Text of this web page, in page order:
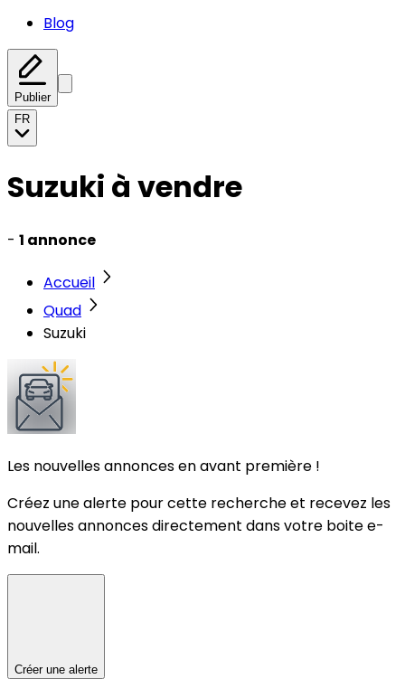
Blog
Publier
FR
Suzuki à vendre
- 1 annonce
Accueil
Quad
Suzuki
Les nouvelles annonces en avant première !
Créez une alerte pour cette recherche et recevez les
nouvelles annonces directement dans votre boite e-
mail.
Créer une alerte